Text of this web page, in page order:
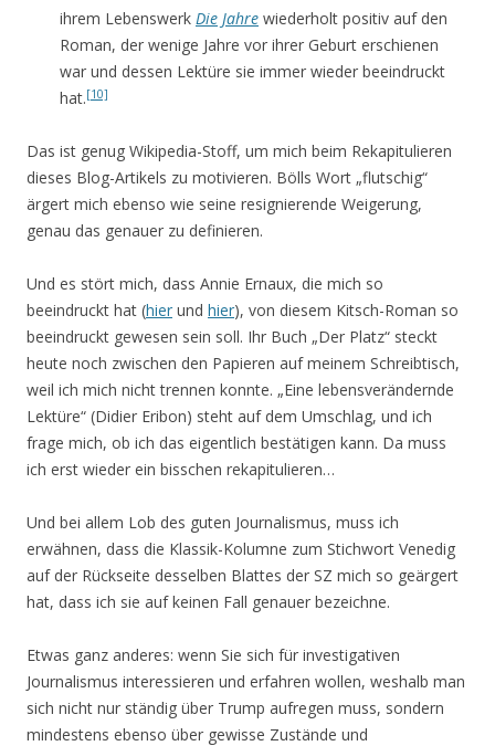
ihrem Lebenswerk Die Jahre wiederholt positiv auf den
Roman, der wenige Jahre vor ihrer Geburt erschienen
war und dessen Lektüre sie immer wieder beeindruckt
hat.[10]
Das ist genug Wikipedia-Stoff, um mich beim Rekapitulieren
dieses Blog-Artikels zu motivieren. Bölls Wort „flutschig“
ärgert mich ebenso wie seine resignierende Weigerung,
genau das genauer zu definieren.
Und es stört mich, dass Annie Ernaux, die mich so
beeindruckt hat (hier und hier), von diesem Kitsch-Roman so
beeindruckt gewesen sein soll. Ihr Buch „Der Platz“ steckt
heute noch zwischen den Papieren auf meinem Schreibtisch,
weil ich mich nicht trennen konnte. „Eine lebensverändernde
Lektüre“ (Didier Eribon) steht auf dem Umschlag, und ich
frage mich, ob ich das eigentlich bestätigen kann. Da muss
ich erst wieder ein bisschen rekapitulieren…
Und bei allem Lob des guten Journalismus, muss ich
erwähnen, dass die Klassik-Kolumne zum Stichwort Venedig
auf der Rückseite desselben Blattes der SZ mich so geärgert
hat, dass ich sie auf keinen Fall genauer bezeichne.
Etwas ganz anderes: wenn Sie sich für investigativen
Journalismus interessieren und erfahren wollen, weshalb man
sich nicht nur ständig über Trump aufregen muss, sondern
mindestens ebenso über gewisse Zustände und